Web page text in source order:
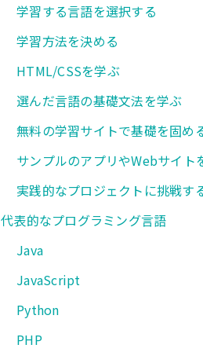
学習する言語を選択する
学習方法を決める
HTML/CSSを学ぶ
選んだ言語の基礎文法を学ぶ
無料の学習サイトで基礎を固め
サンプルのアプリやWebサイト
実践的なプロジェクトに挑戦す
代表的なプログラミング言語
Java
JavaScript
Python
PHP